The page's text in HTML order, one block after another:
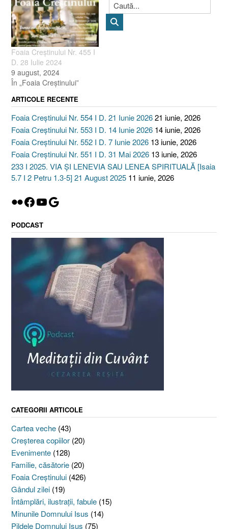
Foaia Creştinului Nr. 455 I
D. 28 Iulie 2024
9 august, 2024
În „Foaia Creştinului”
ARTICOLE RECENTE
Foaia Creștinului Nr. 554 I D. 21 Iunie 202621 iunie, 2026
Foaia Creștinului Nr. 553 I D. 14 Iunie 2026 14 iunie, 2026
Foaia Creștinului Nr. 552 I D. 7 Iunie 2026 13 iunie, 2026
Foaia Creștinului Nr. 551 I D. 31 Mai 2026 13 iunie, 2026
233 I 2025. VIA ȘI LENEVIA SAU LENEA SPIRITUALĂ [Isaia
5.7 I 2 Petru 1.3-5] 21 August 2025 11 iunie, 2026
Flickr
Facebook
YouTube
Google
PODCAST
CATEGORII ARTICOLE
Cartea veche (43)
Creşterea copiilor (20)
Evenimente (128)
Familie, căsătorie (20)
Foaia Creştinului (426)
Gândul zilei (19)
Întâmplări, ilustraţii, fabule (15)
Minunile Domnului Isus (14)
Pildele Domnului Isus (75)